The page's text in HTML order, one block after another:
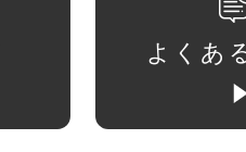
よくあ